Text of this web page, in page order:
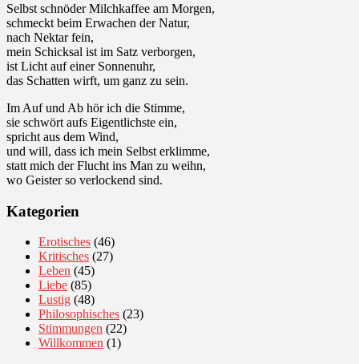
Selbst schnöder Milchkaffee am Morgen,
schmeckt beim Erwachen der Natur,
nach Nektar fein,
mein Schicksal ist im Satz verborgen,
ist Licht auf einer Sonnenuhr,
das Schatten wirft, um ganz zu sein.
Im Auf und Ab hör ich die Stimme,
sie schwört aufs Eigentlichste ein,
spricht aus dem Wind,
und will, dass ich mein Selbst erklimme,
statt mich der Flucht ins Man zu weihn,
wo Geister so verlockend sind.
Kategorien
Erotisches (46)
Kritisches (27)
Leben (45)
Liebe (85)
Lustig (48)
Philosophisches (23)
Stimmungen (22)
Willkommen (1)